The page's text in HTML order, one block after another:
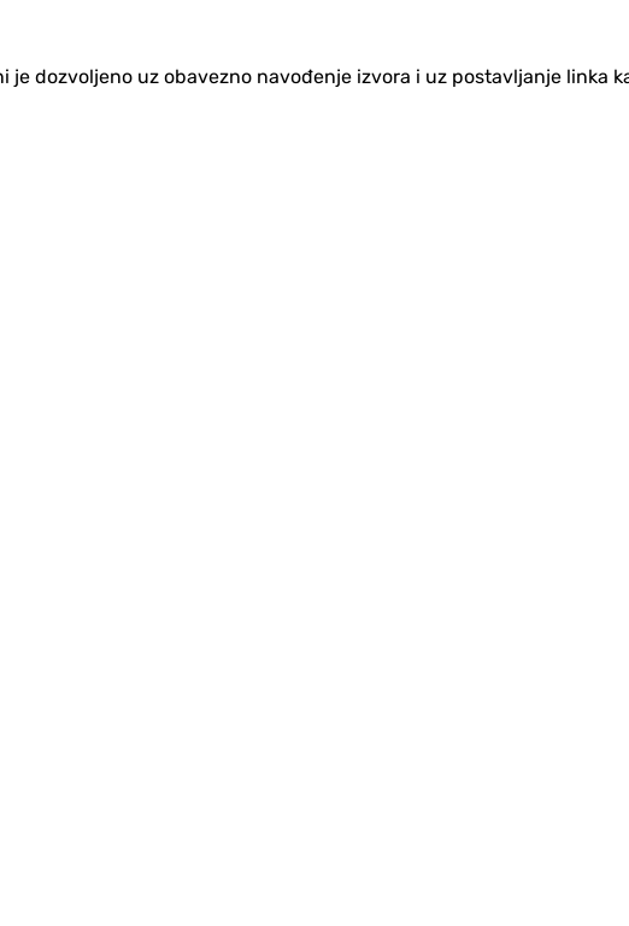
je dozvoljeno uz obavezno navođenje izvora i uz postavljanje linka